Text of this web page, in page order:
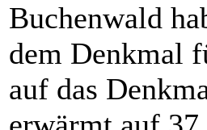
Buchenwald
dem Denkmal
auf das